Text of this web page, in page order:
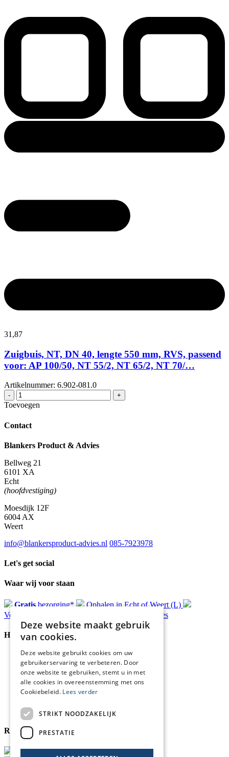
31,87
Zuigbuis, NT, DN 40, lengte 550 mm, RVS, passend
voor: AP 100/50, NT 55/2, NT 65/2, NT 70/…
Artikelnummer: 6.902-081.0
-
Zuigbuis,
NT,
40,
lengte
mm,
RVS,
passend
voor:
AP
100/50,
NT
55/2,
NT
65/2,
NT
70/...
aantal
+
Toevoegen
Contact
Blankers Product & Advies
Bellweg 21
6101 XA
Echt
(hoofdvestiging)
Moesdijk 12F
6004 AX
Weert
info@blankersproduct-advies.nl 085-7923978
Let's get social
Waar wij voor staan
Gratisbezorging*
Ophalen in Echt of Weert (L)
Verzonden
advies
Handige Links
Home
Klantenservice
Over ons
Blog
Privacyverklaring
Cookies
Reviewmerk
Deze website maakt gebruik
van cookies.
Deze website gebruikt cookies om uw
gebruikerservaring te verbeteren. Door
onze website te gebruiken, stemt u in met
alle cookies in overeenstemming met ons
Cookiebeleid. Lees verder
STRIKT NOODZAKELIJK
PRESTATIE